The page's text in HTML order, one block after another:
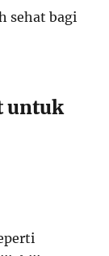
sehat bagi
untuk